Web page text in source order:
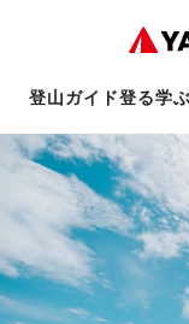
登山ガイド登る学ぶ